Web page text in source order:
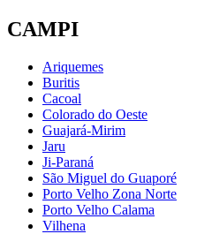
CAMPI
Ariquemes
Buritis
Cacoal
Colorado do Oeste
Guajará-Mirim
Jaru
Ji-Paraná
São Miguel do Guaporé
Porto Velho Zona Norte
Porto Velho Calama
Vilhena